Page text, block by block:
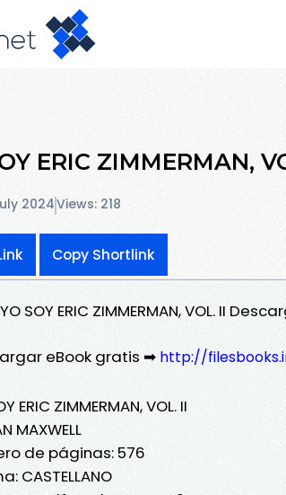
ERIC ZIMMERMAN,
2024Views: 218
Copy Shortlink
SOY ERIC ZIMMERMAN, VOL. II
eBook gratis ➡ http://
ERIC ZIMMERMAN, VOL. II
MAXWELL
de páginas: 576
CASTELLANO